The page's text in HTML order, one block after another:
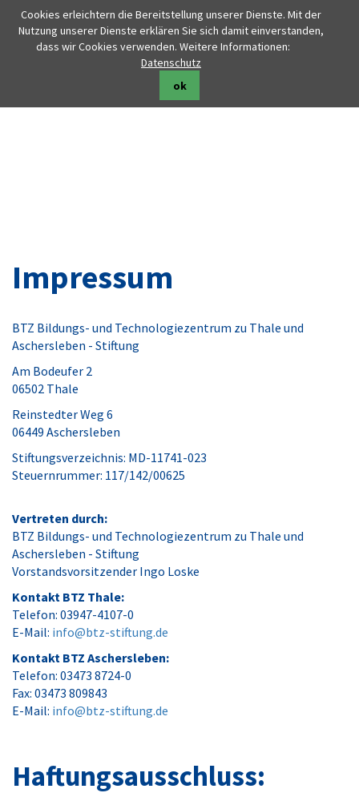
Cookies erleichtern die Bereitstellung unserer Dienste. Mit der
Nutzung unserer Dienste erklären Sie sich damit einverstanden,
dass wir Cookies verwenden. Weitere Informationen:
Datenschutz
ok
Impressum
BTZ Bildungs- und Technologiezentrum zu Thale und
Aschersleben - Stiftung
Am Bodeufer 2
06502 Thale
Reinstedter Weg 6
06449 Aschersleben
Stiftungsverzeichnis: MD-11741-023
Steuernrummer: 117/142/00625
Vertreten durch:
BTZ Bildungs- und Technologiezentrum zu Thale und
Aschersleben - Stiftung
Vorstandsvorsitzender Ingo Loske
Kontakt BTZ Thale:
Telefon: 03947-4107-0
E-Mail: info@btz-stiftung.de
Kontakt BTZ Aschersleben:
Telefon: 03473 8724-0
Fax: 03473 809843
E-Mail: info@btz-stiftung.de
Haftungsausschluss: